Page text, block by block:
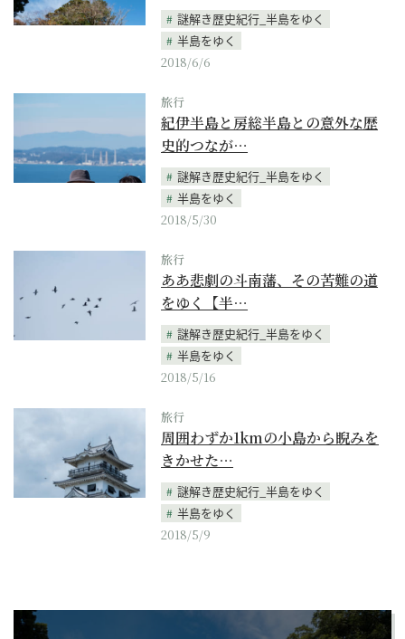
謎解き歴史紀行_半島をゆく
半島をゆく
2018/6/6
旅行
紀伊半島と房総半島との意外な歴
史的つなが…
謎解き歴史紀行_半島をゆく
半島をゆく
2018/5/30
旅行
ああ悲劇の斗南藩、その苦難の道
をゆく【半…
謎解き歴史紀行_半島をゆく
半島をゆく
2018/5/16
旅行
周囲わずか1kmの小島から睨みを
きかせた…
謎解き歴史紀行_半島をゆく
半島をゆく
2018/5/9